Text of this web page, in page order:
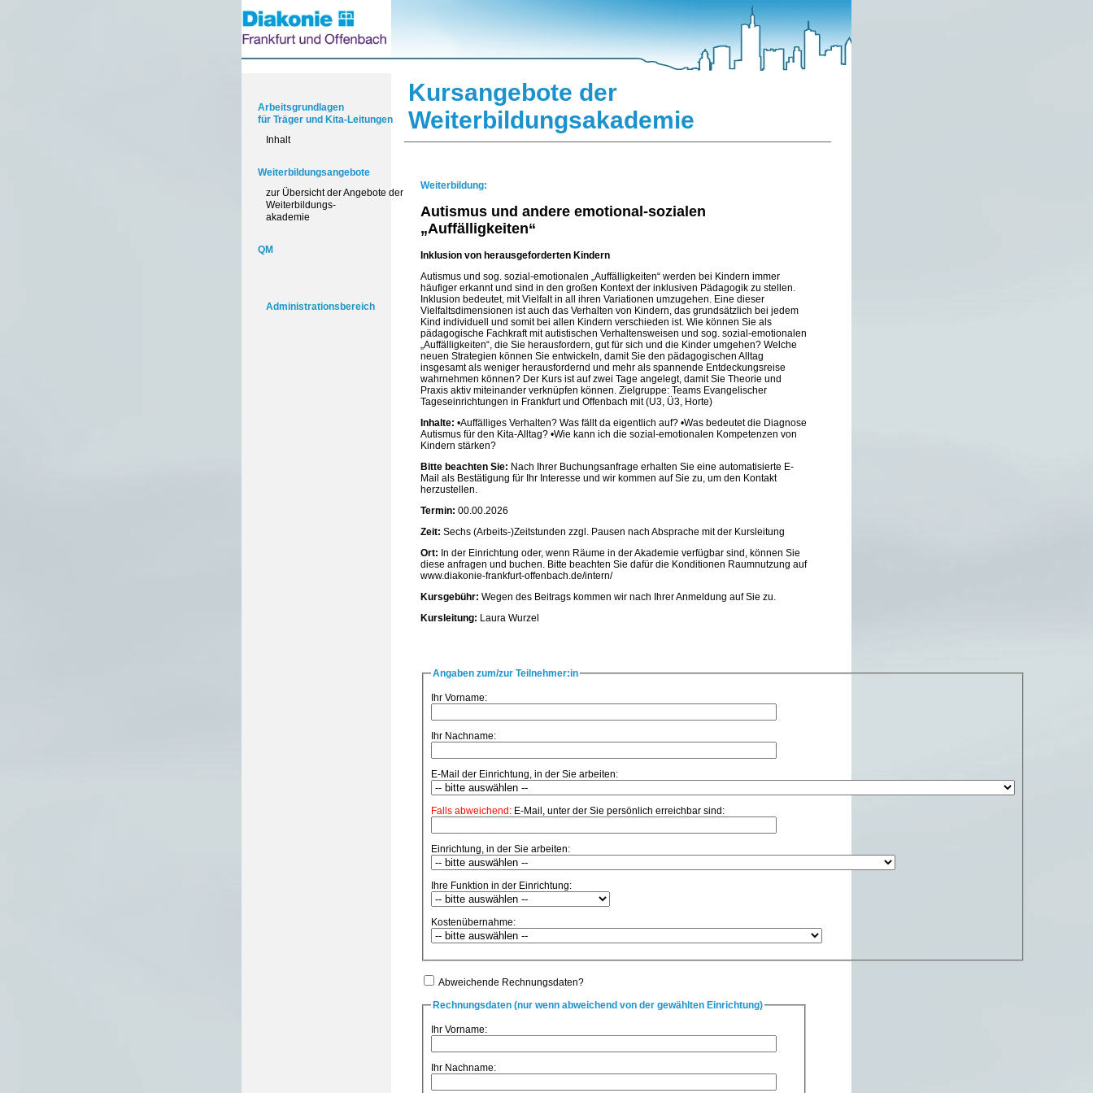
Arbeitsgrundlagen
für Träger und Kita-Leitungen
Inhalt
Weiterbildungsangebote
zur Übersicht der Angebote der
Weiterbildungs-
akademie
QM
Administrationsbereich
Kursangebote der
Weiterbildungsakademie
Weiterbildung:
Autismus und andere emotional-sozialen
„Auffälligkeiten“
Inklusion von herausgeforderten Kindern
Autismus und sog. sozial-emotionalen „Auffälligkeiten“ werden bei Kindern immer
häufiger erkannt und sind in den großen Kontext der inklusiven Pädagogik zu stellen.
Inklusion bedeutet, mit Vielfalt in all ihren Variationen umzugehen. Eine dieser
Vielfaltsdimensionen ist auch das Verhalten von Kindern, das grundsätzlich bei jedem
Kind individuell und somit bei allen Kindern verschieden ist. Wie können Sie als
pädagogische Fachkraft mit autistischen Verhaltensweisen und sog. sozial-emotionalen
„Auffälligkeiten“, die Sie herausfordern, gut für sich und die Kinder umgehen? Welche
neuen Strategien können Sie entwickeln, damit Sie den pädagogischen Alltag
insgesamt als weniger herausfordernd und mehr als spannende Entdeckungsreise
wahrnehmen können? Der Kurs ist auf zwei Tage angelegt, damit Sie Theorie und
Praxis aktiv miteinander verknüpfen können. Zielgruppe: Teams Evangelischer
Tageseinrichtungen in Frankfurt und Offenbach mit (U3, Ü3, Horte)
Inhalte: •Auffälliges Verhalten? Was fällt da eigentlich auf? •Was bedeutet die Diagnose
Autismus für den Kita-Alltag? •Wie kann ich die sozial-emotionalen Kompetenzen von
Kindern stärken?
Bitte beachten Sie: Nach Ihrer Buchungsanfrage erhalten Sie eine automatisierte E-
Mail als Bestätigung für Ihr Interesse und wir kommen auf Sie zu, um den Kontakt
herzustellen.
Termin: 00.00.2026
Zeit: Sechs (Arbeits-)Zeitstunden zzgl. Pausen nach Absprache mit der Kursleitung
Ort: In der Einrichtung oder, wenn Räume in der Akademie verfügbar sind, können Sie
diese anfragen und buchen. Bitte beachten Sie dafür die Konditionen Raumnutzung auf
www.diakonie-frankfurt-offenbach.de/intern/
Kursgebühr: Wegen des Beitrags kommen wir nach Ihrer Anmeldung auf Sie zu.
Kursleitung: Laura Wurzel
Angaben zum/zur Teilnehmer:in
Ihr Vorname:
Ihr Nachname:
E-Mail der Einrichtung, in der Sie arbeiten:
Falls abweichend: E-Mail, unter der Sie persönlich erreichbar sind:
Einrichtung, in der Sie arbeiten:
Ihre Funktion in der Einrichtung:
Kostenübernahme:
Abweichende Rechnungsdaten?
Rechnungsdaten (nur wenn abweichend von der gewählten Einrichtung)
Ihr Vorname:
Ihr Nachname: